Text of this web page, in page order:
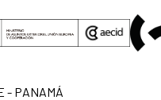
principal
- PANAMÁ